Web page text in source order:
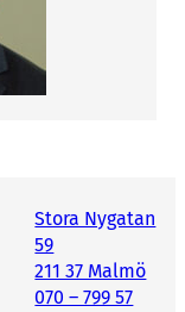
Stora Nygatan
59
211 37 Malmö
070 – 799 57